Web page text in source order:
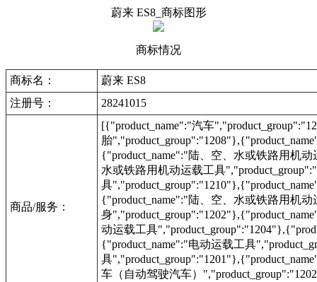
蔚来 ES8_商标图形
商标情况
商标名：
蔚来 ES8
注册号：
28241015
商品/服务：
[{"product_name":"汽车
胎
{"product_name":"陆、空、水或铁路用机
水或铁路用机动运载工具
具
{"product_name":"陆、空、水或铁路用机
身
动运载工具
{"product_name":"电动运载工具
具
车（自动驾驶汽车）